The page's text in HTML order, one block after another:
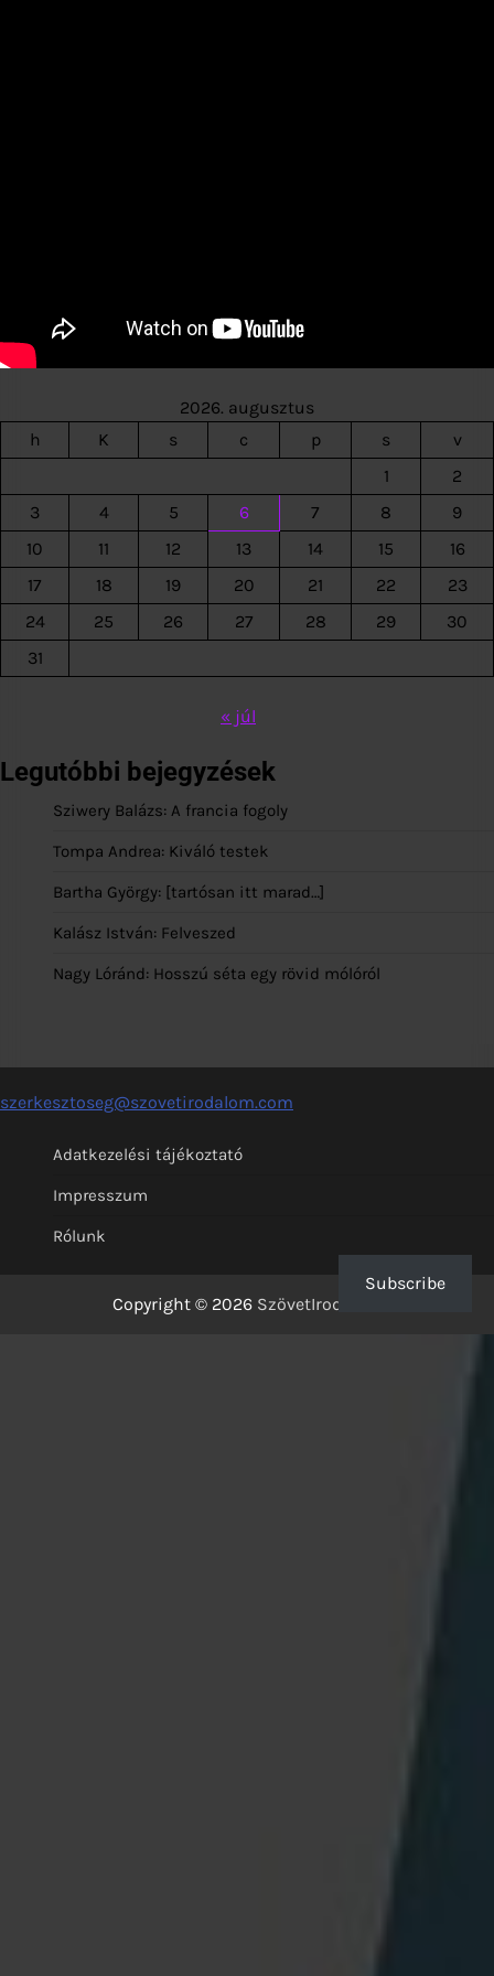
2026. augusztus
h
K s c p s
v
1
2
3
4 5 6 7 8
9
10
11 12 13 14 15
16
17
18 19 20 21 22
23
24
25 26 27 28 29
30
31
« júl
Legutóbbi bejegyzések
Sziwery Balázs: A francia fogoly
Tompa Andrea: Kiváló testek
Bartha György: [tartósan itt marad…]
Kalász István: Felveszed
Nagy Lóránd: Hosszú séta egy rövid mólóról
szerkesztoseg@szovetirodalom.com
Adatkezelési tájékoztató
Impresszum
Rólunk
Copyright © 2026 SzövetIrodalom
Subscribe